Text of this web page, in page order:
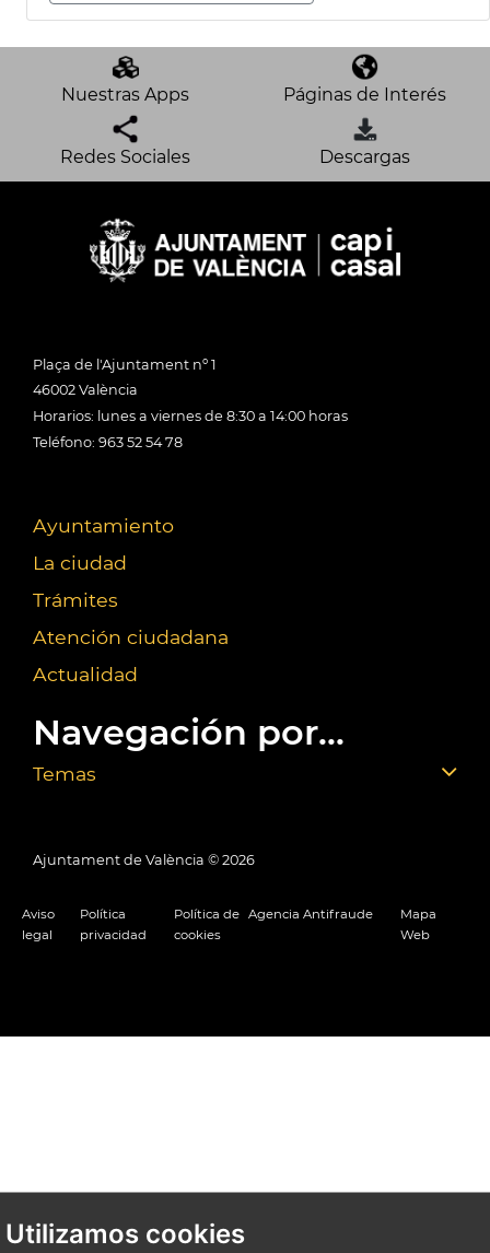
Utilizamos cookies
Nuestras Apps Páginas de Interés
Redes Sociales Descargas
Plaça de l'Ajuntament nº 1
46002 València
Horarios: lunes a viernes de 8:30 a 14:00 horas
Teléfono: 963 52 54 78
Ayuntamiento
La ciudad
Trámites
Atención ciudadana
Actualidad
Navegación por...
Temas
Ajuntament de València © 2026
Aviso
legal
Política
privacidad
Política de
cookies
Agencia Antifraude
Mapa
Web